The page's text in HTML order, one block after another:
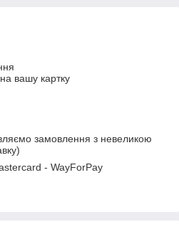
вашу картку
замовлення з невеликою
- WayForPay